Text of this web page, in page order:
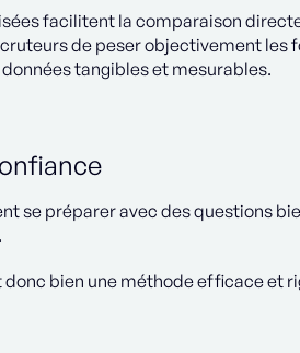
facilitent la comparaison
de peser objectivement les
tangibles et mesurables.
se préparer avec des questions
donc bien une méthode efficace et